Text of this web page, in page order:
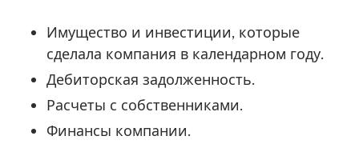
Имущество и инвестиции, которые
сделала компания в календарном году.
Дебиторская задолженность.
Расчеты с собственниками.
Финансы компании.